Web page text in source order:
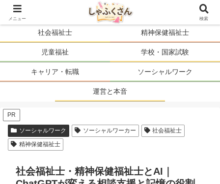
ソーシャルワーカーの人生を、まるごと支える。
社会福祉士 精神保健福祉士
児童福祉 学校・国家試験
キャリア・転職 ソーシャルワーク
運営と本音
PR
ソーシャルワーク ソーシャルワーカー
社会福祉士
精神保健福祉士
社会福祉士・精神保健福祉士とAI｜
メニュー 検索